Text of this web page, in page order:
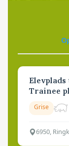
Trainee
Grise
6950,